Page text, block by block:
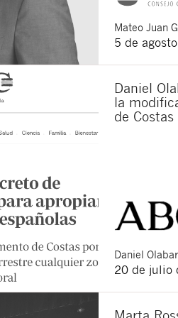
Mateo Juan
5 de
Daniel
la
de Costas
Daniel
20 de julio
Acepto recibir
Acepto las
Al pulsar el botón de
es Buades Legal S.L. La